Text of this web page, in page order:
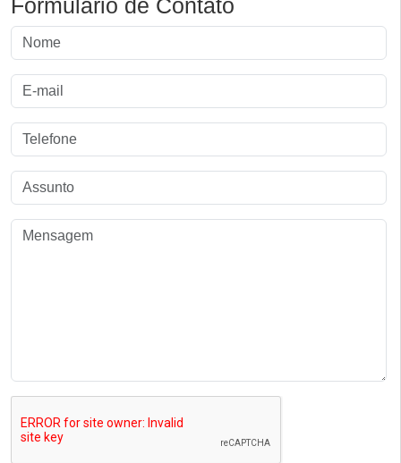
Formulário de Contato